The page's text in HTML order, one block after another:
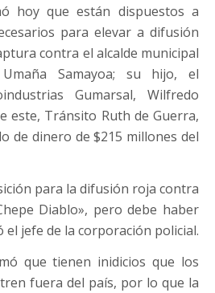
hoy que están dispuestos a
para elevar a difusión
contra el alcalde municipal
Samayoa; su hijo, el
Gumarsal, Wilfredo
este, Tránsito Ruth de Guerra,
de dinero de $215 millones del
para la difusión roja contra
Diablo», pero debe haber
el jefe de la corporación policial.
que tienen inidicios que los
fuera del país, por lo que la